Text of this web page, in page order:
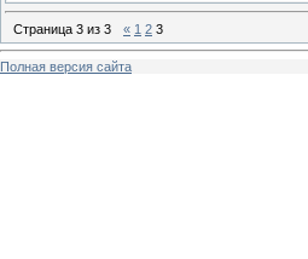
Страница 3 из 3 « 1 2 3
Полная версия сайта